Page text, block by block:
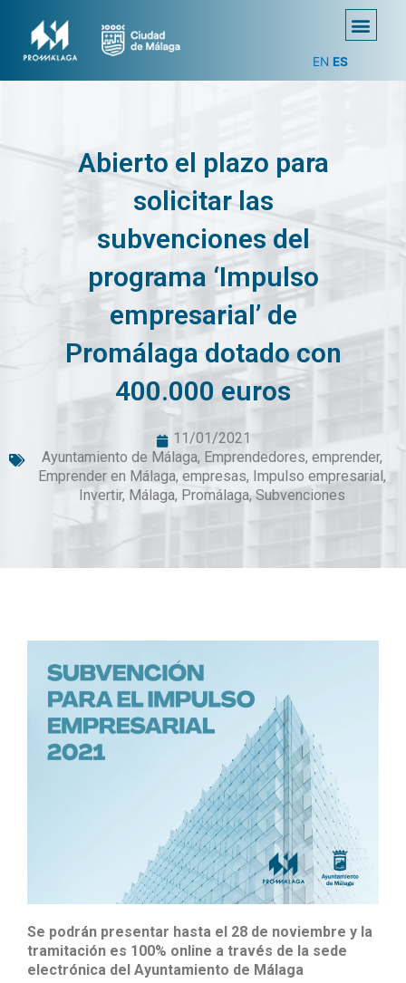
EN ES
Abierto el plazo para
solicitar las
subvenciones del
programa ‘Impulso
empresarial’ de
Promálaga dotado con
400.000 euros
11/01/2021
Ayuntamiento de Málaga, Emprendedores, emprender,
Emprender en Málaga, empresas, Impulso empresarial,
Invertir, Málaga, Promálaga,Subvenciones
Se podrán presentar hasta el 28 de noviembre y la
tramitación es 100% online a través de la sede
electrónica del Ayuntamiento de Málaga